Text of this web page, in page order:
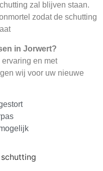
zal blijven staan.
zodat de schutting
in Jorwert?
en met
wij voor uw nieuwe